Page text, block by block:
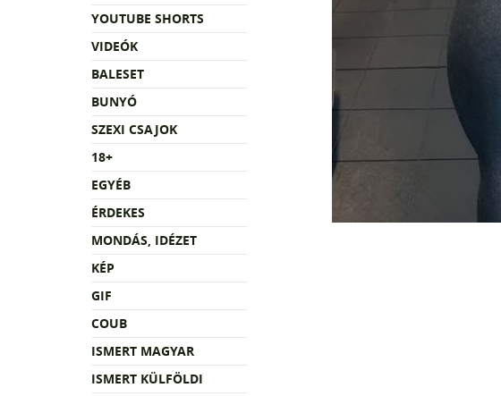
YOUTUBE SHORTS
VIDEÓK
BALESET
BUNYÓ
SZEXI CSAJOK
18+
EGYÉB
ÉRDEKES
MONDÁS, IDÉZET
KÉP
GIF
COUB
ISMERT MAGYAR
ISMERT KÜLFÖLDI